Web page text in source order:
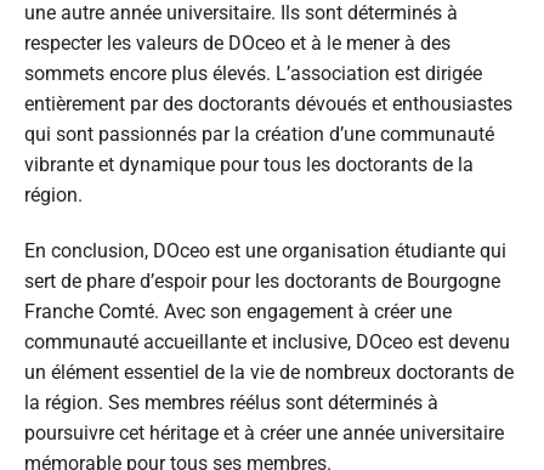
une autre année universitaire. Ils sont déterminés à
respecter les valeurs de DOceo et à le mener à des
sommets encore plus élevés. L’association est dirigée
entièrement par des doctorants dévoués et enthousiastes
qui sont passionnés par la création d’une communauté
vibrante et dynamique pour tous les doctorants de la
région.
En conclusion, DOceo est une organisation étudiante qui
sert de phare d’espoir pour les doctorants de Bourgogne
Franche Comté. Avec son engagement à créer une
communauté accueillante et inclusive, DOceo est devenu
un élément essentiel de la vie de nombreux doctorants de
la région. Ses membres réélus sont déterminés à
poursuivre cet héritage et à créer une année universitaire
mémorable pour tous ses membres.